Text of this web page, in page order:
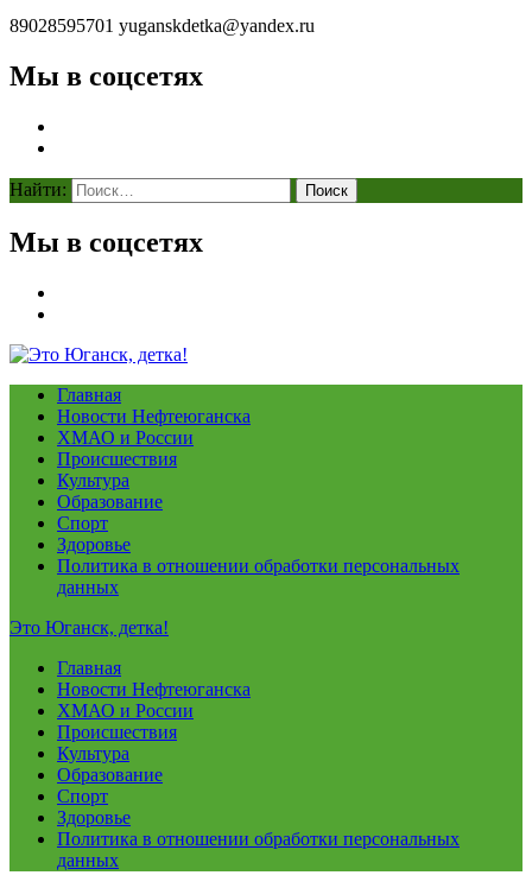
89028595701 yuganskdetka@yandex.ru
Мы в соцсетях
Найти:
Мы в соцсетях
Главная
Новости Нефтеюганска
ХМАО и России
Происшествия
Культура
Образование
Спорт
Здоровье
Политика в отношении обработки персональных
данных
Это Юганск, детка!
Главная
Новости Нефтеюганска
ХМАО и России
Происшествия
Культура
Образование
Спорт
Здоровье
Политика в отношении обработки персональных
данных